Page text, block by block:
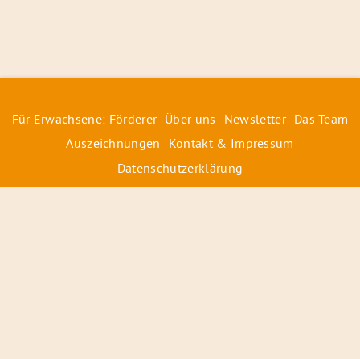
Für Erwachsene: Förderer Über uns Newsletter Das Team
Auszeichnungen
Kontakt & Impressum
Datenschutzerklärung